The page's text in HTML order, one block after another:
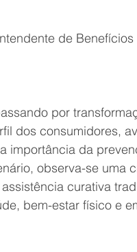
de
por
dos consumidores,
importância da
observa-se uma
curativa
bem-estar físico e